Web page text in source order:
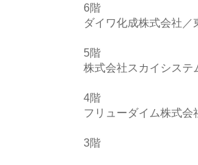
6階
ダイワ化成株式会社
5階
株式会社スカイシステ
4階
フリューダイム株式会
3階